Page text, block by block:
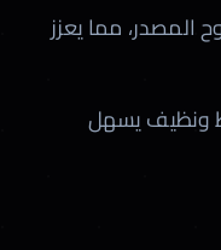
المصدر، مما يعزز
ونظيف يسهل